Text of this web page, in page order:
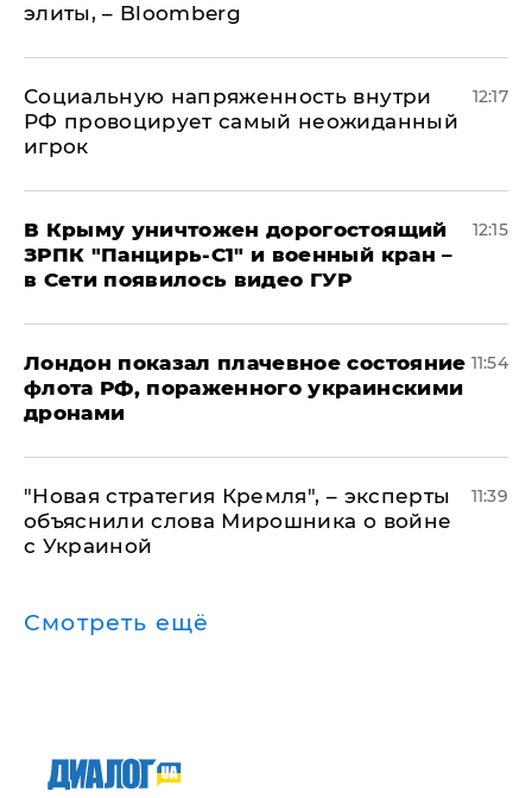
элиты, – Bloomberg
Социальную напряженность внутри
РФ провоцирует самый неожиданный
игрок
12:17
В Крыму уничтожен дорогостоящий
ЗРПК "Панцирь-С1" и военный кран –
в Сети появилось видео ГУР
12:15
Лондон показал плачевное состояние
флота РФ, пораженного украинскими
дронами
11:54
"Новая стратегия Кремля", – эксперты
объяснили слова Мирошника о войне
с Украиной
11:39
Смотреть ещё